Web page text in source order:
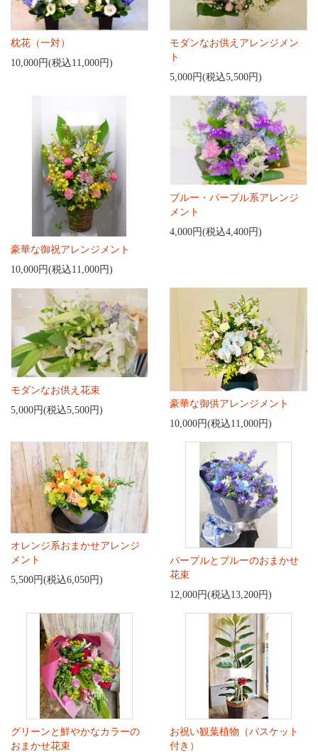
枕花（一対）
10,000円(税込11,000円)
モダンなお供えアレンジメン
ト
5,000円(税込5,500円)
豪華な御祝アレンジメント
10,000円(税込11,000円)
ブルー・パープル系アレンジ
メント
4,000円(税込4,400円)
モダンなお供え花束
5,000円(税込5,500円)
豪華な御供アレンジメント
10,000円(税込11,000円)
オレンジ系おまかせアレンジ
メント
5,500円(税込6,050円)
パープルとブルーのおまかせ
花束
12,000円(税込13,200円)
グリーンと鮮やかなカラーの
おまかせ花束
お祝い観葉植物（バスケット
付き）